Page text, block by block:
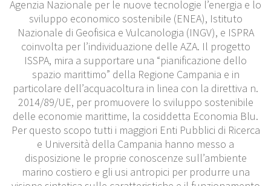
Agenzia Nazionale per le nuove tecnologie l’energia e lo
sviluppo economico sostenibile (ENEA), Istituto
Nazionale di Geofisica e Vulcanologia (INGV), e ISPRA
coinvolta per l’individuazione delle AZA. Il progetto
ISSPA, mira a supportare una “pianificazione dello
spazio marittimo” della Regione Campania e in
particolare dell’acquacoltura in linea con la direttiva n.
2014/89/UE, per promuovere lo sviluppo sostenibile
delle economie marittime, la cosiddetta Economia Blu.
Per questo scopo tutti i maggiori Enti Pubblici di Ricerca
e Università della Campania hanno messo a
disposizione le proprie conoscenze sull’ambiente
marino costiero e gli usi antropici per produrre una